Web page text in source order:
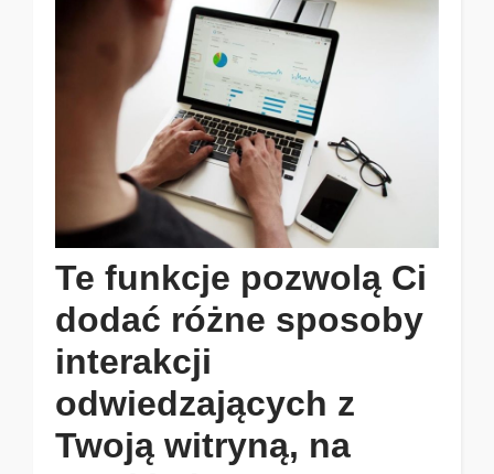
Te funkcje pozwolą Ci
dodać różne sposoby
interakcji
odwiedzających z
Twoją witryną, na